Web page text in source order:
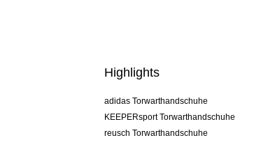
Highlights
adidas Torwarthandschuhe
KEEPERsport Torwarthandschuhe
reusch Torwarthandschuhe